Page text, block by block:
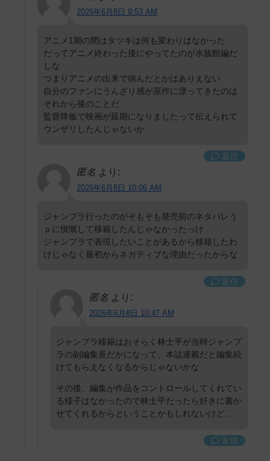
2026年6月8日 9:53 AM
アニメ1期の間はタツキは何も変わりはなかった
だってアニメ終わった後にやってたのが水族館編だ
しな
つまりアニメの出来で病んだとかはありえない
自分のファンにうんざり感が原作に漂ってきたのは
それから後のことだ
監督降板で映画が延期になりましたって伝えられて
ウンザリしたんじゃないか
返信
匿名 より:
2026年6月8日 10:06 AM
ジャンプラ行ったのがそもそも発売前のネタバレう
ｐに憤慨して移籍したんじゃなかったっけ
ジャンプラで表現したいことがあるから移籍したわ
けじゃなく最初からネガティブな理由だったからな
返信
匿名 より:
2026年6月8日 10:47 AM
ジャンプラ移籍はおそらく林士平が当時ジャンプ
ラの副編集長だかになって、本誌連載だと編集続
けてもらえなくなるからじゃないかな
その後、編集が作品をコントロールしてくれてい
る様子はなかったので林士平だったら好きに書か
せてくれるからということかもしれないけど…
返信